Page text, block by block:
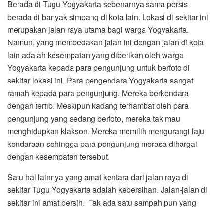
Berada di Tugu Yogyakarta sebenarnya sama persis
berada di banyak simpang di kota lain. Lokasi di sekitar ini
merupakan jalan raya utama bagi warga Yogyakarta.
Namun, yang membedakan jalan ini dengan jalan di kota
lain adalah kesempatan yang diberikan oleh warga
Yogyakarta kepada para pengunjung untuk berfoto di
sekitar lokasi ini. Para pengendara Yogyakarta sangat
ramah kepada para pengunjung. Mereka berkendara
dengan tertib. Meskipun kadang terhambat oleh para
pengunjung yang sedang berfoto, mereka tak mau
menghidupkan klakson. Mereka memilih mengurangi laju
kendaraan sehingga para pengunjung merasa dihargai
dengan kesempatan tersebut.
Satu hal lainnya yang amat kentara dari jalan raya di
sekitar Tugu Yogyakarta adalah kebersihan. Jalan-jalan di
sekitar ini amat bersih. Tak ada satu sampah pun yang